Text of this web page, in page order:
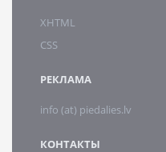
XHTML
CSS
РЕКЛАМА
info (at) piedalies.lv
КОНТАКТЫ